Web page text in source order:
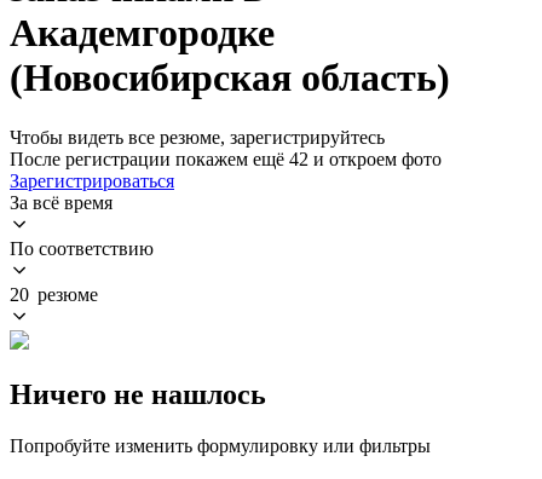
Академгородке
(Новосибирская область)
Чтобы видеть все резюме, зарегистрируйтесь
После регистрации покажем ещё 42 и откроем фото
Зарегистрироваться
За всё время
По соответствию
20 резюме
Ничего не нашлось
Попробуйте изменить формулировку или фильтры